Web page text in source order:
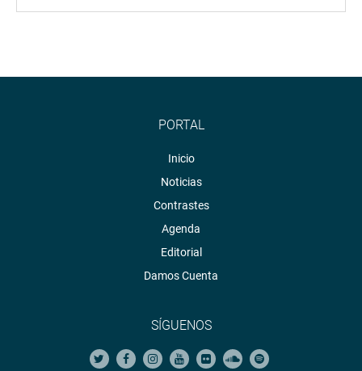
PORTAL
Inicio
Noticias
Contrastes
Agenda
Editorial
Damos Cuenta
SÍGUENOS